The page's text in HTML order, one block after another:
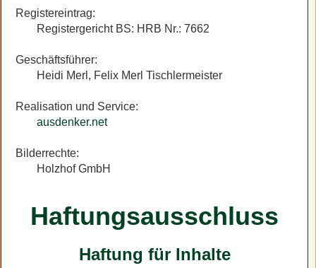
Registereintrag:
Registergericht BS: HRB Nr.: 7662
Geschäftsführer:
Heidi Merl, Felix Merl Tischlermeister
Realisation und Service:
ausdenker.net
Bilderrechte:
Holzhof GmbH
Haftungsausschluss
Haftung für Inhalte